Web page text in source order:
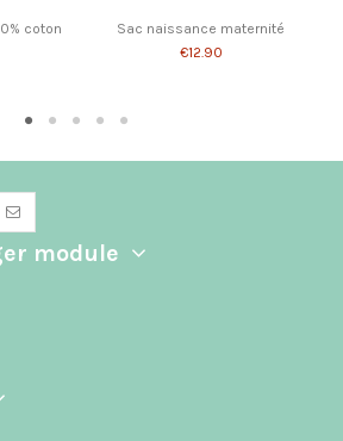
coton
Sac naissance maternité
€12.90
module